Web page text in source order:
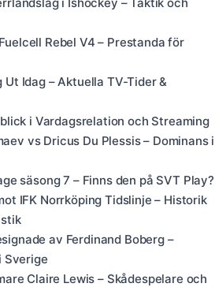
Rebel V4 – Prestanda för
Ut Idag – Aktuella TV-Tider &
i Vardagsrelation och Streaming
vs Dricus Du Plessis – Dominans i
säsong 7 – Finns den på SVT Play?
IFK Norrköping Tidslinje – Historik
av Ferdinand Boberg –
Sverige
Claire Lewis – Skådespelare och